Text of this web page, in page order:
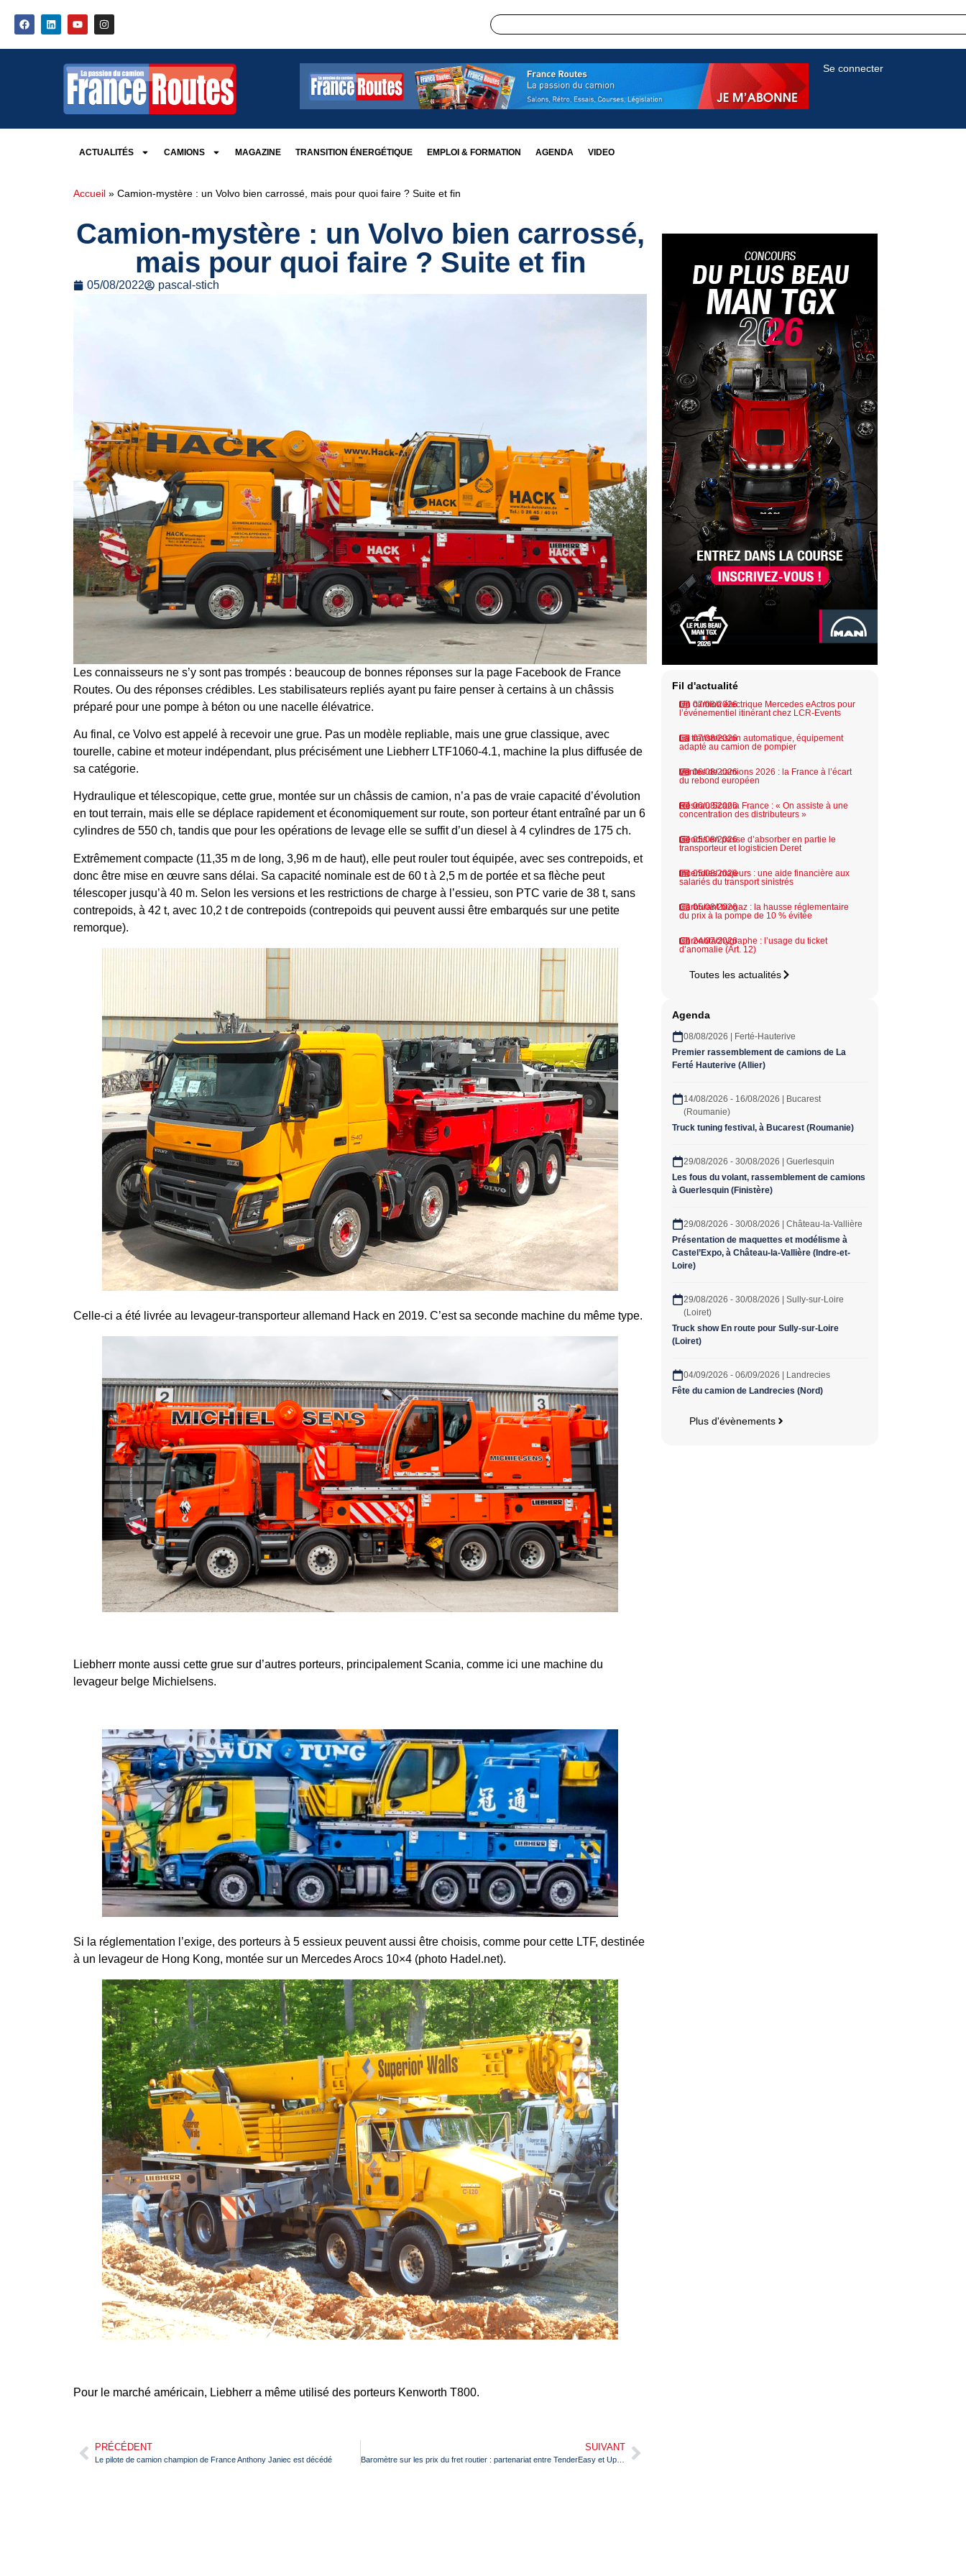
Se connecter
ACTUALITÉS CAMIONS MAGAZINE TRANSITION ÉNERGÉTIQUE EMPLOI & FORMATION AGENDA VIDEO
Accueil » Camion-mystère : un Volvo bien carrossé, mais pour quoi faire ? Suite et fin
Camion-mystère : un Volvo bien carrossé,
mais pour quoi faire ? Suite et fin
05/08/2022 pascal-stich
Les connaisseurs ne s’y sont pas trompés : beaucoup de bonnes réponses sur la page Facebook de France
Routes. Ou des réponses crédibles. Les stabilisateurs repliés ayant pu faire penser à certains à un châssis
préparé pour une pompe à béton ou une nacelle élévatrice.
Au final, ce Volvo est appelé à recevoir une grue. Pas un modèle repliable, mais une grue classique, avec
tourelle, cabine et moteur indépendant, plus précisément une Liebherr LTF1060-4.1, machine la plus diffusée de
sa catégorie.
Hydraulique et télescopique, cette grue, montée sur un châssis de camion, n’a pas de vraie capacité d’évolution
en tout terrain, mais elle se déplace rapidement et économiquement sur route, son porteur étant entraîné par un 6
cylindres de 550 ch, tandis que pour les opérations de levage elle se suffit d’un diesel à 4 cylindres de 175 ch.
Extrêmement compacte (11,35 m de long, 3,96 m de haut), elle peut rouler tout équipée, avec ses contrepoids, et
donc être mise en œuvre sans délai. Sa capacité nominale est de 60 t à 2,5 m de portée et sa flèche peut
télescoper jusqu’à 40 m. Selon les versions et les restrictions de charge à l’essieu, son PTC varie de 38 t, sans
contrepoids, à 42 t, avec 10,2 t de contrepoids (contrepoids qui peuvent aussi être embarqués sur une petite
remorque).
Celle-ci a été livrée au levageur-transporteur allemand Hack en 2019. C’est sa seconde machine du même type.
Liebherr monte aussi cette grue sur d’autres porteurs, principalement Scania, comme ici une machine du
levageur belge Michielsens.
Si la réglementation l’exige, des porteurs à 5 essieux peuvent aussi être choisis, comme pour cette LTF, destinée
à un levageur de Hong Kong, montée sur un Mercedes Arocs 10×4 (photo Hadel.net).
Pour le marché américain, Liebherr a même utilisé des porteurs Kenworth T800.
PRÉCÉDENT
Le pilote de camion champion de France Anthony Janiec est décédé
SUIVANT
Baromètre sur les prix du fret routier : partenariat entre TenderEasy et Upply
Fil d'actualité
07/08/2026
Un camion électrique Mercedes eActros pour
l’événementiel itinérant chez LCR-Events
07/08/2026
La transmission automatique, équipement
adapté au camion de pompier
06/08/2026
Ventes de camions 2026 : la France à l’écart
du rebond européen
06/08/2026
Réseau Scania France : « On assiste à une
concentration des distributeurs »
05/08/2026
Geodis en passe d’absorber en partie le
transporteur et logisticien Deret
05/08/2026
Incendies majeurs : une aide financière aux
salariés du transport sinistrés
05/08/2026
Carburant biogaz : la hausse réglementaire
du prix à la pompe de 10 % évitée
24/07/2026
Chronotachygraphe : l’usage du ticket
d’anomalie (Art. 12)
Toutes les actualités
Agenda
08/08/2026 | Ferté-Hauterive
Premier rassemblement de camions de La
Ferté Hauterive (Allier)
14/08/2026 - 16/08/2026 | Bucarest
(Roumanie)
Truck tuning festival, à Bucarest (Roumanie)
29/08/2026 - 30/08/2026 | Guerlesquin
Les fous du volant, rassemblement de camions
à Guerlesquin (Finistère)
29/08/2026 - 30/08/2026 | Château-la-Vallière
Présentation de maquettes et modélisme à
Castel’Expo, à Château-la-Vallière (Indre-et-
Loire)
29/08/2026 - 30/08/2026 | Sully-sur-Loire
(Loiret)
Truck show En route pour Sully-sur-Loire
(Loiret)
04/09/2026 - 06/09/2026 | Landrecies
Fête du camion de Landrecies (Nord)
Plus d'évènements